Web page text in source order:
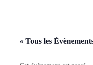
« Tous les